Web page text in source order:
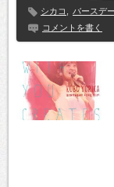
シカコ
バースデ
コメントを書く